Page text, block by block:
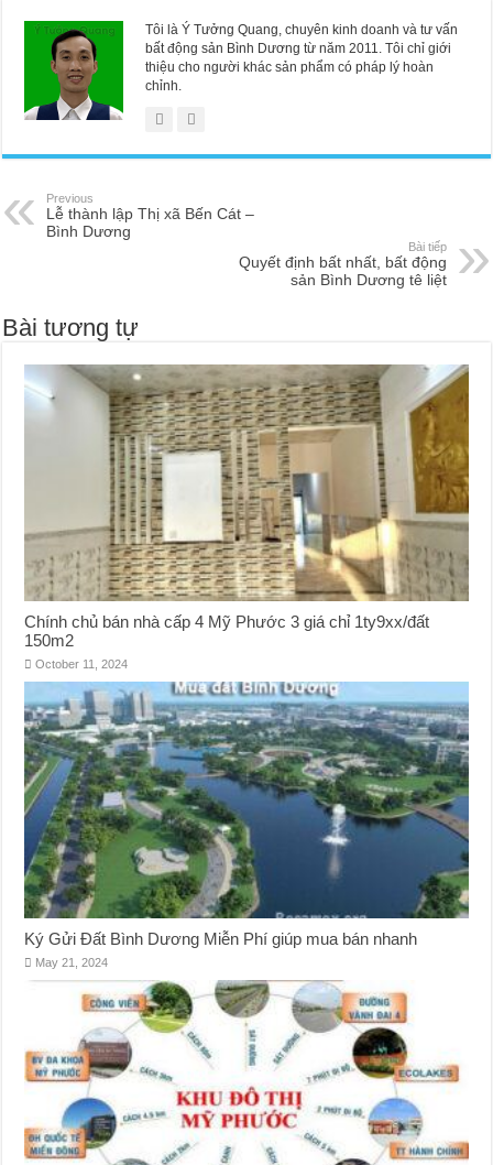
Tôi là Ý Tưởng Quang, chuyên kinh doanh và tư vấn
bất động sản Bình Dương từ năm 2011. Tôi chỉ giới
thiệu cho người khác sản phẩm có pháp lý hoàn
chỉnh.
Previous
Lễ thành lập Thị xã Bến Cát –
Bình Dương
Bài tiếp
Quyết định bất nhất, bất động
sản Bình Dương tê liệt
Bài tương tự
Chính chủ bán nhà cấp 4 Mỹ Phước 3 giá chỉ 1ty9xx/đất
150m2
October 11, 2024
Ký Gửi Đất Bình Dương Miễn Phí giúp mua bán nhanh
May 21, 2024